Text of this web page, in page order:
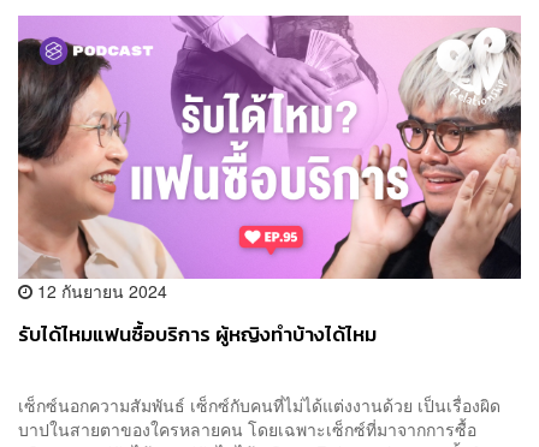
12 กันยายน 2024
รับได้ไหมแฟนซื้อบริการ ผู้หญิงทำบ้างได้ไหม
เซ็กซ์นอกความสัมพันธ์ เซ็กซ์กับคนที่ไม่ได้แต่งงานด้วย เป็นเรื่องผิด
บาปในสายตาของใครหลายคน โดยเฉพาะเซ็กซ์ที่มาจากการซื้อ